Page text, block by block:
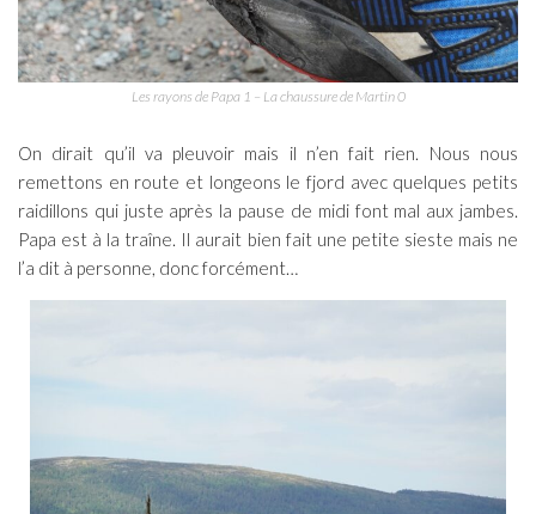
Les rayons de Papa 1 – La chaussure de Martin 0
On dirait qu’il va pleuvoir mais il n’en fait rien. Nous nous
remettons en route et longeons le fjord avec quelques petits
raidillons qui juste après la pause de midi font mal aux jambes.
Papa est à la traîne. Il aurait bien fait une petite sieste mais ne
l’a dit à personne, donc forcément…